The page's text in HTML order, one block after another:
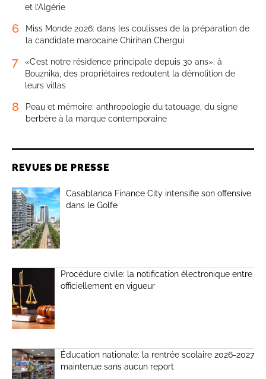
et l’Algérie
6
Miss Monde 2026: dans les coulisses de la préparation de
la candidate marocaine Chirihan Chergui
7
«C’est notre résidence principale depuis 30 ans»: à
Bouznika, des propriétaires redoutent la démolition de
leurs villas
8
Peau et mémoire: anthropologie du tatouage, du signe
berbère à la marque contemporaine
REVUES DE PRESSE
Casablanca Finance City intensifie son offensive
dans le Golfe
Procédure civile: la notification électronique entre
officiellement en vigueur
Éducation nationale: la rentrée scolaire 2026-2027
maintenue sans aucun report